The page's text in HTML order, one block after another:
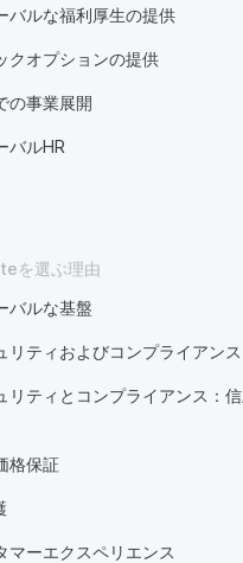
バルな福利厚生の提供
クオプションの提供
の事業展開
バルHR
を選ぶ理由
バルな基盤
リティおよびコンプライアンス
リティとコンプライアンス：
格保証
マーエクスペリエンス